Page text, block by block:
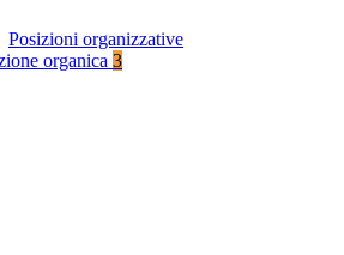
Posizioni organizzative
organica 3